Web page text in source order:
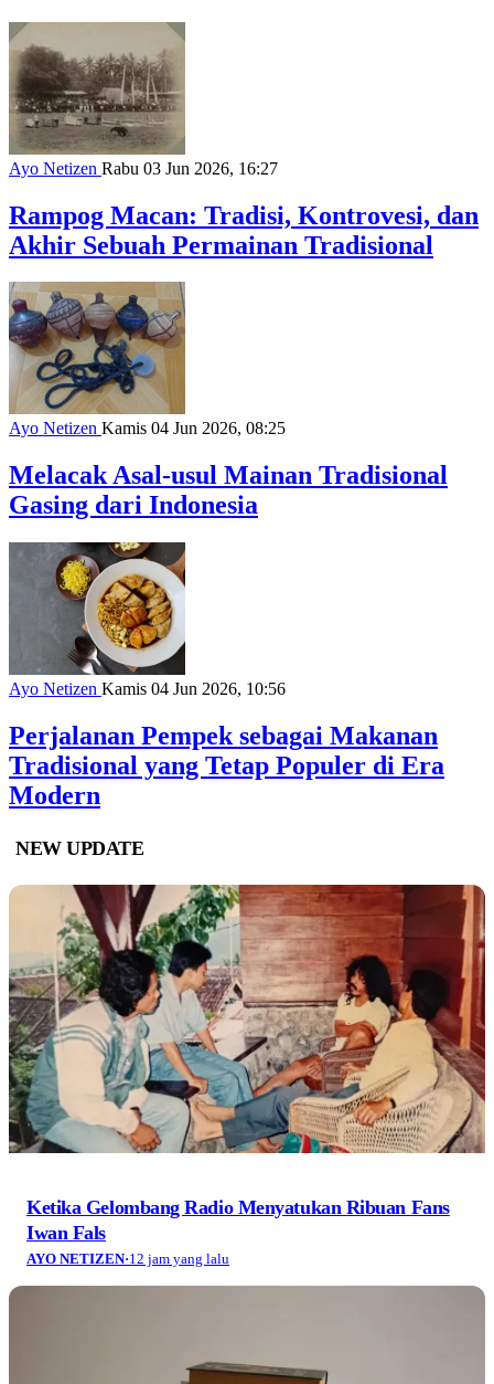
Ayo Netizen Rabu 03 Jun 2026, 16:27
Rampog Macan: Tradisi, Kontrovesi, dan
Akhir Sebuah Permainan Tradisional
Ayo Netizen Kamis 04 Jun 2026, 08:25
Melacak Asal-usul Mainan Tradisional
Gasing dari Indonesia
Ayo Netizen Kamis 04 Jun 2026, 10:56
Perjalanan Pempek sebagai Makanan
Tradisional yang Tetap Populer di Era
Modern
NEW UPDATE
Ketika Gelombang Radio Menyatukan Ribuan Fans
Iwan Fals
AYO NETIZEN·12 jam yang lalu